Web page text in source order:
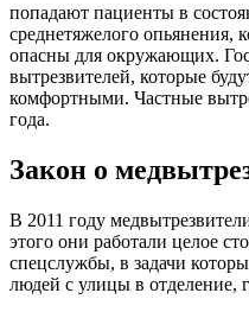
попадают пациенты в
среднетяжелого опьянения,
опасны для окружающих.
вытрезвителей, которые
комфортными. Частные
года.
Закон о
В 2011 году
этого они работали целое
спецслужбы, в задачи
людей с улицы в отделение,